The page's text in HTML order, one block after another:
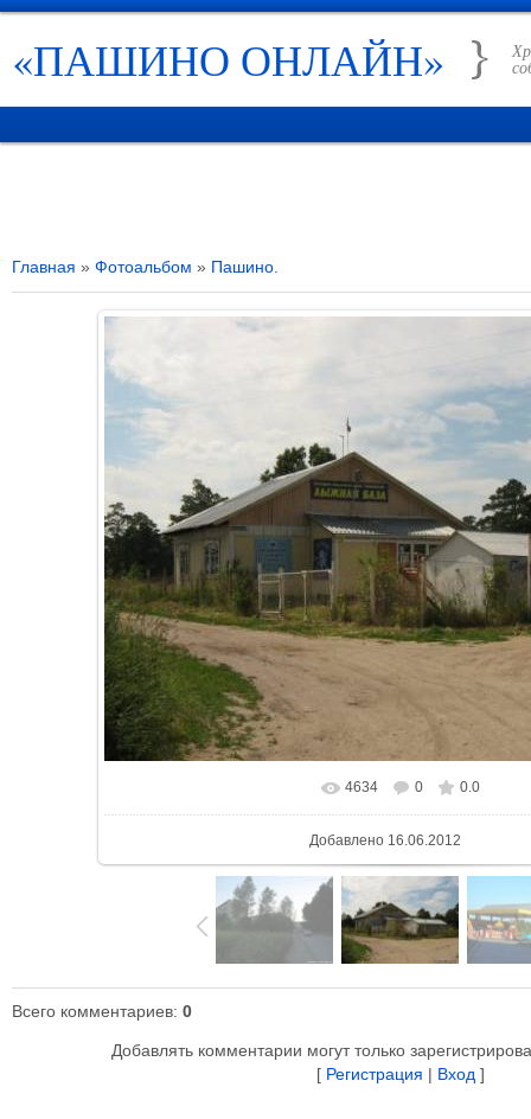
«ПАШИНО ОНЛАЙН»
Главная » Фотоальбом » Пашино.
В реальном размере 604x453
4634 0 0.0
Добавлено16.06.2012
Всего комментариев: 0
Добавлять комментарии могут только
[ Регистрация | Вход ]